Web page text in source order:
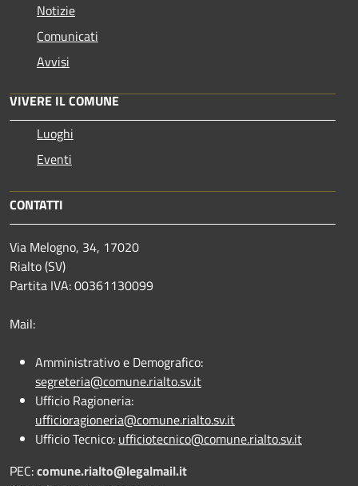
Notizie
Comunicati
Avvisi
VIVERE IL COMUNE
Luoghi
Eventi
CONTATTI
Via Melogno, 34, 17020
Rialto (SV)
Partita IVA: 00361130099
Mail:
Amministrativo e Demografico:
segreteria@comune.rialto.sv.it
Ufficio Ragioneria:
ufficioragioneria@comune.rialto.sv.it
Ufficio Tecnico: ufficiotecnico@comune.rialto.sv.it
PEC:comune.rialto@legalmail.it